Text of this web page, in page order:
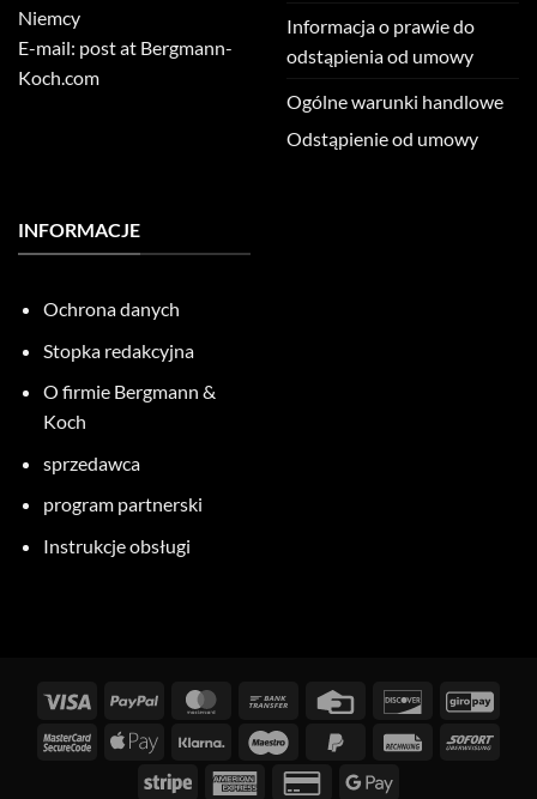
Niemcy
E-mail: post at Bergmann-
Koch.com
Informacja o prawie do
odstąpienia od umowy
Ogólne warunki handlowe
Odstąpienie od umowy
INFORMACJE
Ochrona danych
Stopka redakcyjna
O firmie Bergmann &
Koch
sprzedawca
program partnerski
Instrukcje obsługi
Wizy PayPal MasterCardPrzelew
Karta
Odkryj
MasterCardApple
Klarna Maestro
PayPal
Faktura
Stripe
American
Karta
Google